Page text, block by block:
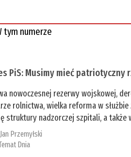
tym numerze
PiS: Musimy mieć patriotyczny
nowoczesnej rezerwy wojskowej,
rolnictwa, wielka reforma w służbie
struktury nadzorczej szpitali, a także
Jan Przemyłski
Dnia